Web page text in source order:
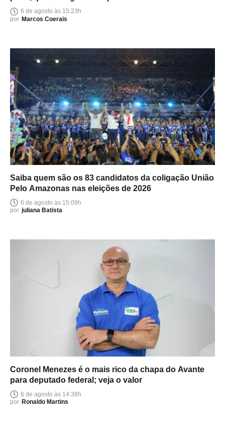
6 de agosto às 15:23h
por Marcos Coerais
Saiba quem são os 83 candidatos da coligação União
Pelo Amazonas nas eleições de 2026
6 de agosto às 15:09h
por juliana Batista
Coronel Menezes é o mais rico da chapa do Avante
para deputado federal; veja o valor
6 de agosto às 14:38h
por Ronaldo Martins